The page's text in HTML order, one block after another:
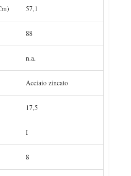
57,1
88
n.a.
Acciaio zincato
17,5
I
8